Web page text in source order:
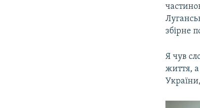
збірне
Я чув
життя, а